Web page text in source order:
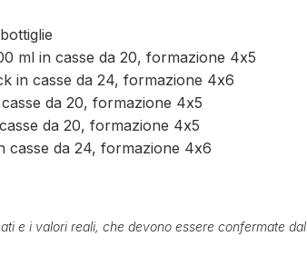
ml in casse da 20, formazione 4x5
in casse da 24, formazione 4x6
da 20, formazione 4x5
da 20, formazione 4x5
casse da 24, formazione 4x6
e i valori reali, che devono essere confermate dal